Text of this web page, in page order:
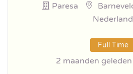
Paresa
Nederland
Full Time
2 maanden